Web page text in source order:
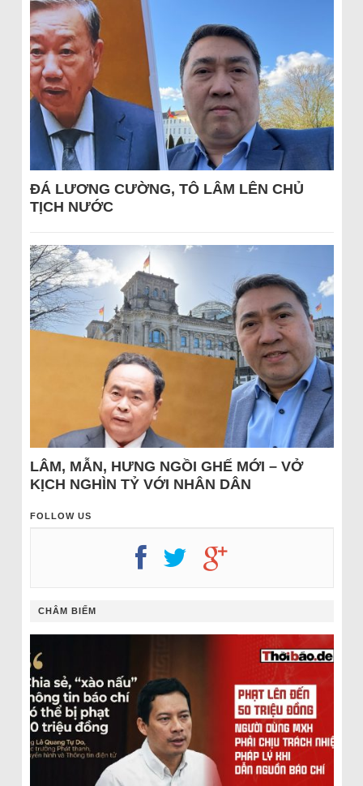
ĐÁ LƯƠNG CƯỜNG, TÔ LÂM LÊN CHỦ
TỊCH NƯỚC
LÂM, MẪN, HƯNG NGỒI GHẾ MỚI – VỞ
KỊCH NGHÌN TỶ VỚI NHÂN DÂN
FOLLOW US
CHÂM BIẾM